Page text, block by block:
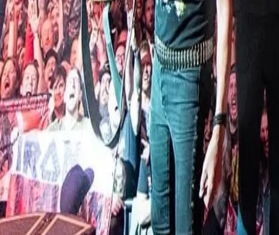
dorados podrían encuadrarse entre os años 1982 y1985, durante los
Mind y Powerslave (de 1983, que incluía grandes canciones como “2
de su 16° disco de estudio, The book of souls. Pero está claro que no
mencionar solo algunas. ¡Ahora mismo podés reservar entradas para
más emblemáticos de Maiden, como “Moonchild”, “The Prophecy”, “Can I
Hills”, “Revelations”, “Rime Of The Ancient Mariner” y “The Clairvoyant”,